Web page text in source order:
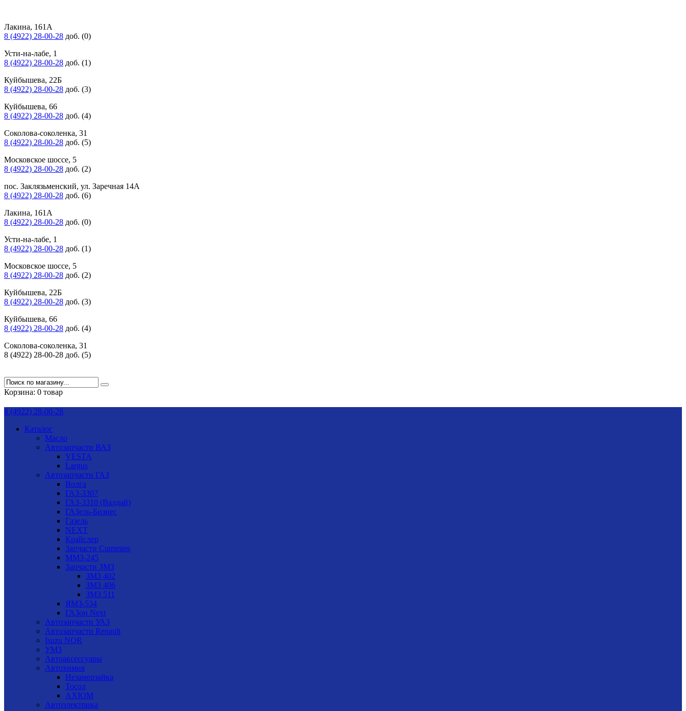
Лакина, 161А
8 (4922) 28-00-28 доб. (0)
Усти-на-лабе, 1
8 (4922) 28-00-28 доб. (1)
Куйбышева, 22Б
8 (4922) 28-00-28 доб. (3)
Куйбышева, 66
8 (4922) 28-00-28 доб. (4)
Соколова-соколенка, 31
8 (4922) 28-00-28 доб. (5)
Московское шоссе, 5
8 (4922) 28-00-28 доб. (2)
пос. Заклязьменский, ул. Заречная 14А
8 (4922) 28-00-28 доб. (6)
Лакина, 161А
8 (4922) 28-00-28 доб. (0)
Усти-на-лабе, 1
8 (4922) 28-00-28 доб. (1)
Московское шоссе, 5
8 (4922) 28-00-28 доб. (2)
Куйбышева, 22Б
8 (4922) 28-00-28 доб. (3)
Куйбышева, 66
8 (4922) 28-00-28 доб. (4)
Соколова-соколенка, 31
8 (4922) 28-00-28 доб. (5)
Корзина: 0 товар
8 (4922) 28-00-28
Каталог
Масло
Автозапчасти ВАЗ
VESTA
Largus
Автозапчасти ГАЗ
Волга
ГАЗ-3307
ГАЗ-3310 (Валдай)
ГАЗель-Бизнес
Газель
NEXT
Крайслер
Запчасти Cummins
ММЗ-245
Запчасти ЗМЗ
ЗМЗ 402
ЗМЗ 406
ЗМЗ 511
ЯМЗ-534
ГАЗон Next
Автозапчасти УАЗ
Автозапчасти Renault
Isuzu NQR
УМЗ
Автоаксессуары
Автохимия
Незамерзайка
Тосол
AXIOM
Автоэлектрика